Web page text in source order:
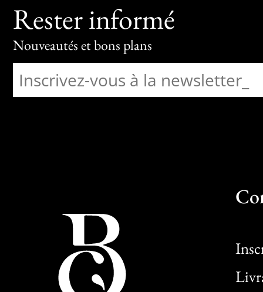
Rester informé
Nouveautés et bons plans